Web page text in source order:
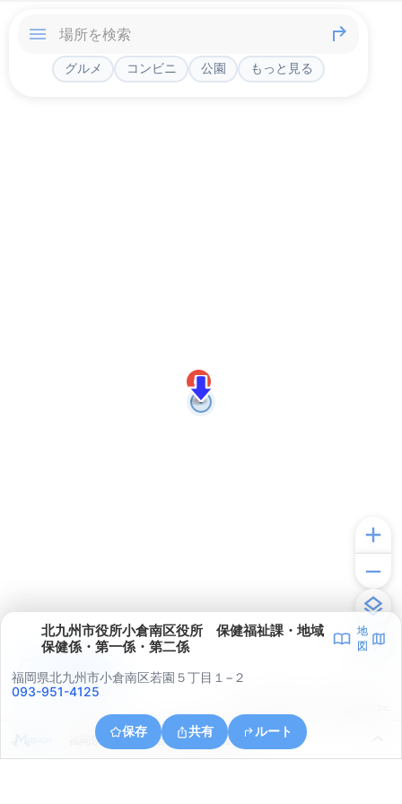
グルメ コンビニ 公園 もっと見る
北九州市役所小倉南区役所 保健福祉課・地域
保健係・第一係・第二係
地
図
福岡県北九州市小倉南区若園５丁目１−２
093-951-4125
保存 共有 ルート
福岡県北九州市小倉南区蜷田若園１丁目１１
アプリで見る